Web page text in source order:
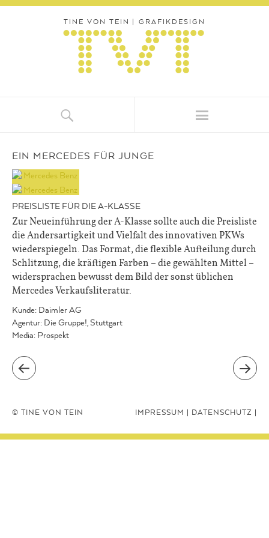
TINE VON TEIN | GRAFIKDESIGN
AHA
EIN MERCEDES FÜR JUNGE
PREISLISTE FÜR DIE A-KLASSE
Zur Neueinführung der A-Klasse sollte auch die Preisliste
die Andersartigkeit und Vielfalt des innovativen PKWs
wiederspiegeln. Das Format, die flexible Aufteilung durch
Schlitzung, die kräftigen Farben – die gewählten Mittel –
widersprachen bewusst dem Bild der sonst üblichen
Mercedes Verkaufsliteratur.
Kunde: Daimler AG
Agentur: Die Gruppe!, Stuttgart
Media: Prospekt
DATENSCHUTZ
IMPRESSUM
© TINE VON TEIN